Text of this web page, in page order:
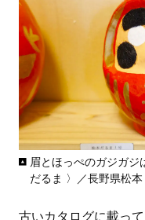
眉とほっぺのガジガジ
だるま 〉／長野県松本
古いカタログに載っ